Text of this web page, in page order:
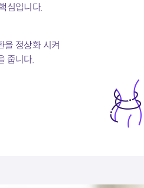
심입니다.
을 정상화 시켜
줍니다.